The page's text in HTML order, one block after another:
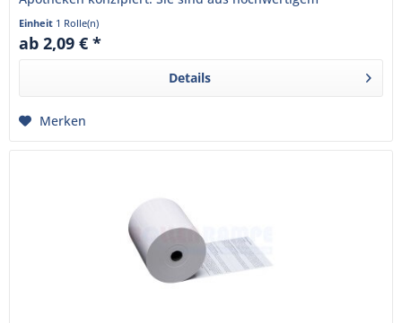
Thermopapier gefertigt und...
Einheit 1 Rolle(n)
ab 2,09 € *
Details
Merken